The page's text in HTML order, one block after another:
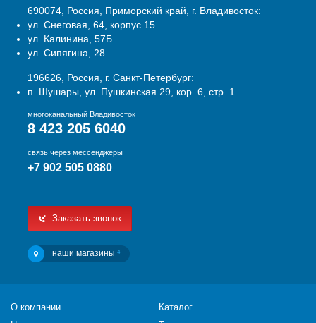
690074, Россия, Приморский край, г. Владивосток:
ул. Снеговая, 64, корпус 15
ул. Калинина, 57Б
ул. Сипягина, 28
196626, Россия, г. Санкт-Петербург:
п. Шушары, ул. Пушкинская 29, кор. 6, стр. 1
многоканальный Владивосток
8 423 205 6040
связь через мессенджеры
+7 902 505 0880
Заказать звонок
наши магазины 4
О компании
Каталог